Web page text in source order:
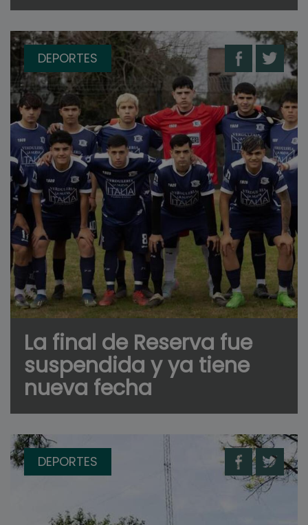
DEPORTES
La final de Reserva fue
suspendida y ya tiene
nueva fecha
DEPORTES